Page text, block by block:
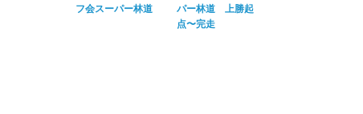
フ会スーパー林道
パー林道 上勝起
点〜完走